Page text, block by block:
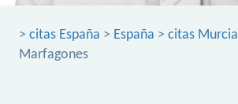
> citas España > España > citas Murcia
Marfagones